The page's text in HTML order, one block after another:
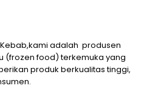
adalah produsen
(frozen food) terkemuka yang
produk berkualitas tinggi,